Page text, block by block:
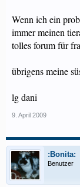
Wenn ich ein
immer meinen
tolles forum für
übrigens meine
lg dani
9. April 2009
:Bonita:
Benutzer